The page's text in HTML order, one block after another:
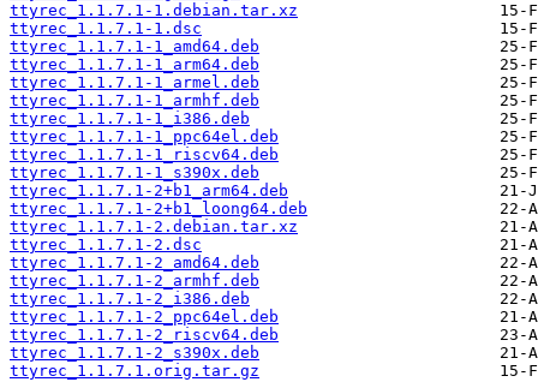
ttyrec_1.1.7.1-1.debian.tar.xz
ttyrec_1.1.7.1-1.dsc
ttyrec_1.1.7.1-1_amd64.deb
ttyrec_1.1.7.1-1_arm64.deb
ttyrec_1.1.7.1-1_armel.deb
ttyrec_1.1.7.1-1_armhf.deb
ttyrec_1.1.7.1-1_i386.deb
ttyrec_1.1.7.1-1_ppc64el.deb
ttyrec_1.1.7.1-1_riscv64.deb
ttyrec_1.1.7.1-1_s390x.deb
ttyrec_1.1.7.1-2+b1_arm64.deb
ttyrec_1.1.7.1-2+b1_loong64.deb
ttyrec_1.1.7.1-2.debian.tar.xz
ttyrec_1.1.7.1-2.dsc
ttyrec_1.1.7.1-2_amd64.deb
ttyrec_1.1.7.1-2_armhf.deb
ttyrec_1.1.7.1-2_i386.deb
ttyrec_1.1.7.1-2_ppc64el.deb
ttyrec_1.1.7.1-2_riscv64.deb
ttyrec_1.1.7.1-2_s390x.deb
ttyrec_1.1.7.1.orig.tar.gz